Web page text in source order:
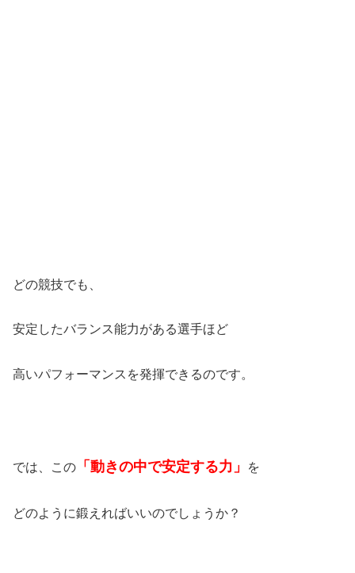
どの競技でも、
安定したバランス能力がある選手ほど
高いパフォーマンスを発揮できるのです。
では、この 「動きの中で安定する力」 を
どのように鍛えればいいのでしょうか？